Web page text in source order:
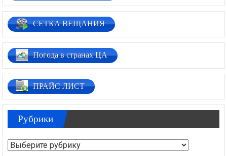
СЕТКА ВЕЩАНИЯ
Погода в странах ЦА
ПРАЙС ЛИСТ
Рубрики
Рубрики